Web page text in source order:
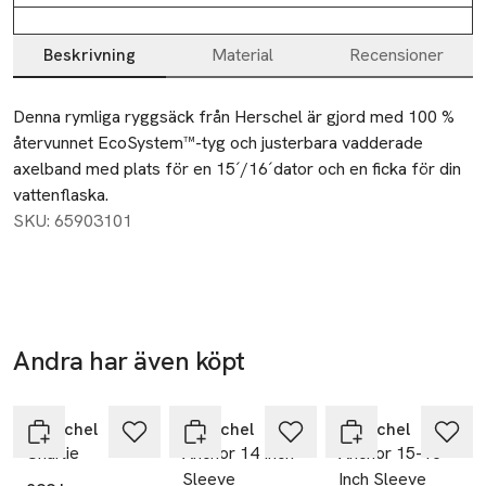
Beskrivning Material Recensioner
Beskrivning
Denna rymliga ryggsäck från Herschel är gjord med 100 %
återvunnet EcoSystem™-tyg och justerbara vadderade
axelband med plats för en 15´/16´dator och en ficka för din
vattenflaska.
SKU: 65903101
Andra har även köpt
Herschel
Charlie
Nyhet
Herschel
Anchor 14 Inch
Sleeve
Herschel
Anchor 15-16
Inch Sleeve